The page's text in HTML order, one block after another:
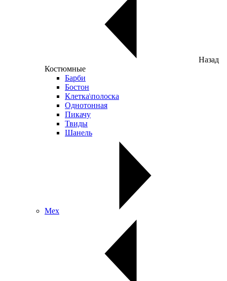
Назад
Костюмные
Барби
Бостон
Клетка\полоска
Однотонная
Пикачу
Твиды
Шанель
Мех